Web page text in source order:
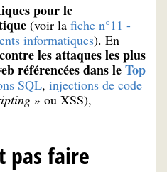
pour le
(voir la fiche n°11 -
informatiques). En
les attaques les plus
référencées dans leTop
SQL, injections de code
» ou XSS),
pas faire